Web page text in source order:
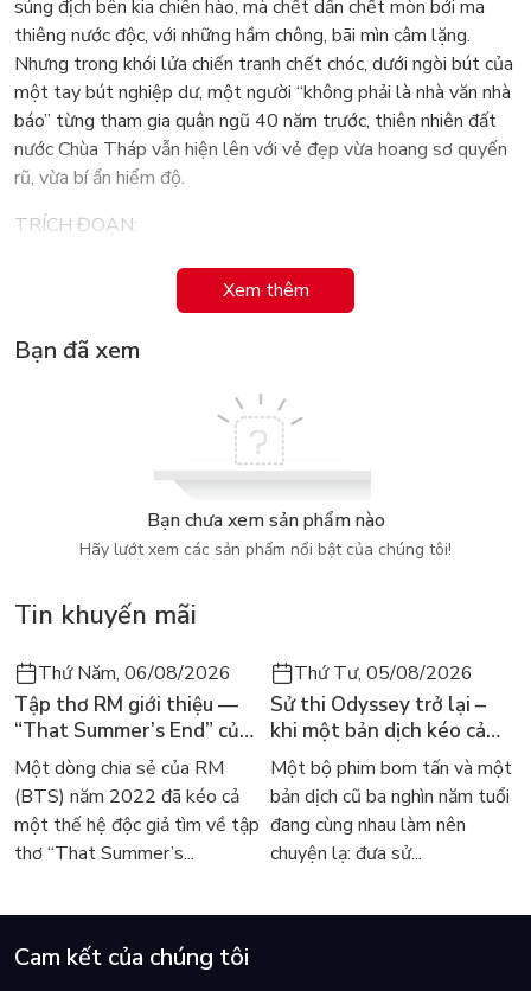
súng địch bên kia chiến hào, mà chết dần chết mòn bởi ma
thiêng nước độc, với những hầm chông, bãi mìn câm lặng.
Nhưng trong khói lửa chiến tranh chết chóc, dưới ngòi bút của
một tay bút nghiệp dư, một người “không phải là nhà văn nhà
báo” từng tham gia quân ngũ 40 năm trước, thiên nhiên đất
nước Chùa Tháp vẫn hiện lên với vẻ đẹp vừa hoang sơ quyến
rũ, vừa bí ẩn hiểm độ.
TRÍCH ĐOẠN:
1. Các đơn vị nổi lửa nấu cơm chiều ven sông. Đôi bờ tối bập
bùng những bếp lửa lính kéo dài xa hút trong sương, ngó thấy
nhớ bếp ấm quê nhà. Trong nỗi nhớ có riêng thêm một niềm
2. Thằng Hải cụt dưỡng thương xong mới về đơn vị. Nó chưa
kịp nhận nhiệm vụ thì đêm đó, con chuột chúa đầu đàn, ngửi
thấy mùi da non chỗ ngón chân cái cụt, táp ngay một miếng.
Nó kêu ré lên, máu phun đẫm ướt vạt mùng. Hôm sau tiểu
đoàn lại cho đi viện tiếp
thở. Một thằng nào đó bỗng hộc lên chửi đ rồi chĩa súng lên
liên rống lên bầy đàn uất hận, như vừa bị vả trộm một cái hộc
máu mồm nhưng không biết thằng vả mình là đứa nào. Chòm
Tua Rua hạ xuống sát đỉnh cây xoải mút. Đã quá nửa đêm lâu
rồi mà không thằng nào chịu ngủ.
Xem thêm
Bạn đã xem
Bạn chưa xem sản phẩm nào
Hãy lướt xem các sản phẩm nổi bật của chúng tôi!
Tin khuyến mãi
Thứ Năm, 06/08/2026
Tập thơ RM giới thiệu —
“That Summer’s End” của
Lee Seong-bok ra mắt bản
tiếng Anh sau 4 năm gây
sốt
Một dòng chia sẻ của RM
(BTS) năm 2022 đã kéo cả
một thế hệ độc giả tìm về tập
thơ “That Summer’s...
Thứ Tư, 05/08/2026
Sử thi Odyssey trở lại –
khi một bản dịch kéo cả
thế giới về với văn học
kinh điển
Một bộ phim bom tấn và một
bản dịch cũ ba nghìn năm tuổi
đang cùng nhau làm nên
chuyện lạ: đưa sử...
Cam kết của chúng tôi